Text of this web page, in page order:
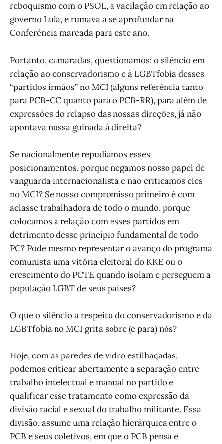
reboquismo com o PSOL, a vacilação em relação ao
governo Lula, e rumava a se aprofundar na
Conferência marcada para este ano.
Portanto, camaradas, questionamos: o silêncio em
relação ao conservadorismo e à LGBTfobia desses
“partidos irmãos” no MCI (alguns referência tanto
para PCB-CC quanto para o PCB-RR), para além de
expressões do relapso das nossas direções, já não
apontava nossa guinada à direita?
Se nacionalmente repudiamos esses
posicionamentos, porque negamos nosso papel de
vanguarda internacionalista e não criticamos eles
no MCI? Se nosso compromisso primeiro é com
aclasse trabalhadora de todo o mundo, porque
colocamos a relação com esses partidos em
detrimento desse princípio fundamental de todo
PC? Pode mesmo representar o avanço do programa
comunista uma vitória eleitoral do KKE ou o
crescimento do PCTE quando isolam e perseguem a
população LGBT de seus países?
O que o silêncio a respeito do conservadorismo e da
LGBTfobia no MCI grita sobre (e para) nós?
Hoje, com as paredes de vidro estilhaçadas,
podemos criticar abertamente a separação entre
trabalho intelectual e manual no partido e
qualificar esse tratamento como expressão da
divisão racial e sexual do trabalho militante. Essa
divisão, assume uma relação hierárquica entre o
PCB e seus coletivos, em que o PCB pensa e